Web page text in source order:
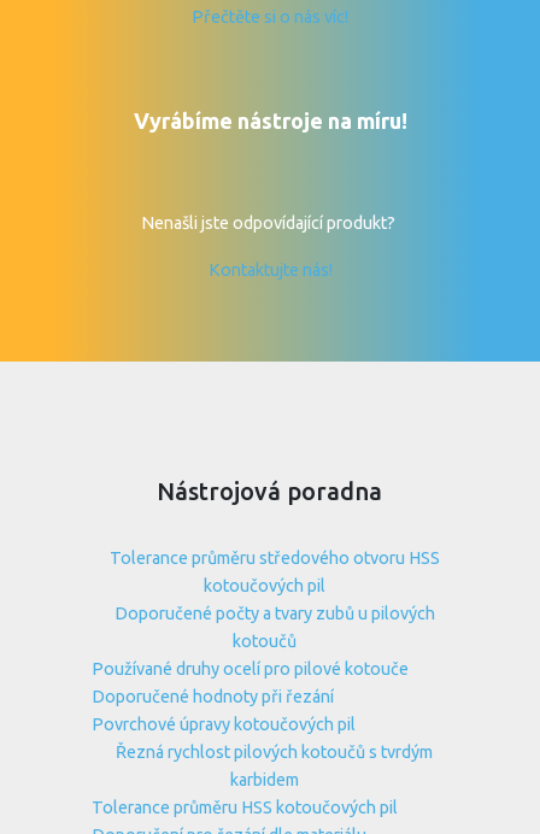
Přečtěte si o nás víc!
Vyrábíme nástroje na míru!
Nenašli jste odpovídající produkt?
Kontaktujte nás!
Nástrojová poradna
Tolerance průměru středového otvoru HSS
kotoučových pil
Doporučené počty a tvary zubů u pilových
kotoučů
Používané druhy ocelí pro pilové kotouče
Doporučené hodnoty při řezání
Povrchové úpravy kotoučových pil
Řezná rychlost pilových kotoučů s tvrdým
karbidem
Tolerance průměru HSS kotoučových pil